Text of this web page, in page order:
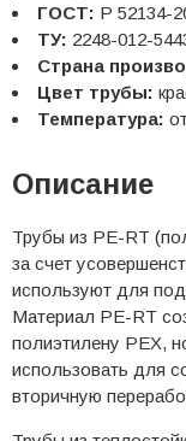
ГОСТ: Р 52134-
ТУ: 2248-012-
Страна
Цвет трубы:
Температура:
Описание
Трубы из PE-RT
за счет
используют для
Материал PE-RT
полиэтилену PEX,
использовать для
вторичную